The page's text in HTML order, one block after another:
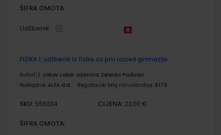
ŠIFRA OMOTA:
Udžbenik
FIZIKA 1; udžbenik iz fizike za prvi razred gimnazije
Autor(i): Jakov Labor Jasmina Zelenko Paduan
Nakladnik: ALFA d.d. Registarski broj ministarstva: 6179
SKU: 556334 CIJENA: 22,00 €
ŠIFRA OMOTA: